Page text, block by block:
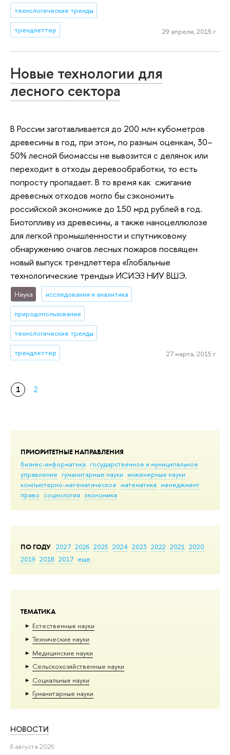
ПРИОРИТЕТНЫЕ НАПРАВЛЕНИЯ
бизнес-информатика государственное и муниципальное
управление гуманитарные науки инженерные науки
компьютерно-математическое математика менеджмент
право социология экономика
ПО ГОДУ 2027 2026 2025 2024 2023 2022 2021 2020
2019 2018 2017 еще
ТЕМАТИКА
Естественные науки
Тех­ничес­кие науки
Медицинские науки
Сельскохозяйственные науки
Социальные науки
Гуманитарные науки
НОВОСТИ
6 августа 2026
технологические тренды
трендлеттер 29 апреля, 2015 г.
Новые технологии для
лесного сектора
В России заготавливается до 200 млн кубометров
древесины в год, при этом, по разным оценкам, 30–
50% лесной биомассы не вывозится с делянок или
переходит в отходы деревообработки, то есть
попросту пропадает. В то время как сжигание
древесных отходов могло бы сэкономить
российской экономике до 150 мрд рублей в год.
Биотопливу из древесины, а также наноцеллюлозе
для легкой промышленности и спутниковому
обнаружению очагов лесных пожаров посвящен
новый выпуск трендлеттера «Глобальные
технологические тренды» ИСИЭЗ НИУ ВШЭ.
Наука исследования и аналитика
природопользование
технологические тренды
трендлеттер 27 марта, 2015 г.
1 2